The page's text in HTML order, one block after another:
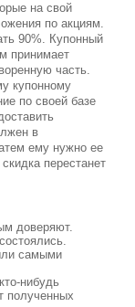
на свой
по акциям.
90%. Купонный
принимает
часть.
купонному
по своей базе
в
ему нужно ее
перестанет
доверяют.
самыми
нибудь
полученных